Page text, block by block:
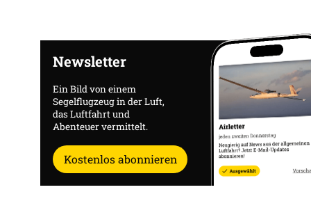
Newsletter
Ein Bild von einem
Segelflugzeug in der Luft,
das Luftfahrt und
Abenteuer vermittelt.
Kostenlos abonnieren